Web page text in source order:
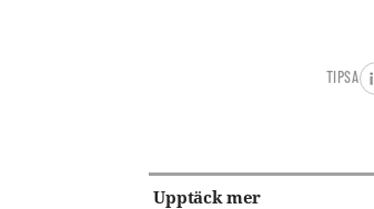
TIPSA
Upptäck mer